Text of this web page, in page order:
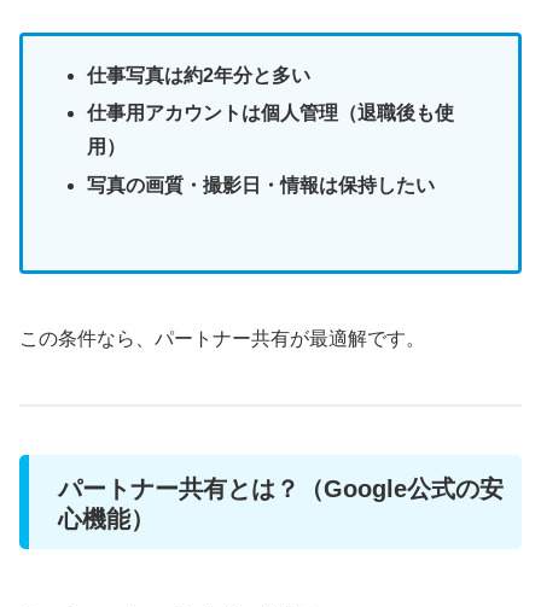
仕事写真は約2年分と多い
仕事用アカウントは個人管理（退職後も使
用）
写真の画質・撮影日・情報は保持したい
この条件なら、パートナー共有が最適解です。
パートナー共有とは？（Google公式の安
心機能）